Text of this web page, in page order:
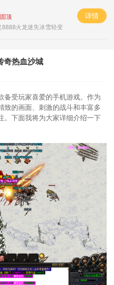
顶
8888火龙迷失冰雪轻变
详情
奇热血沙城
备受玩家喜爱的手机游戏。作为
致的画面、刺激的战斗和丰富多
。下面我将为大家详细介绍一下